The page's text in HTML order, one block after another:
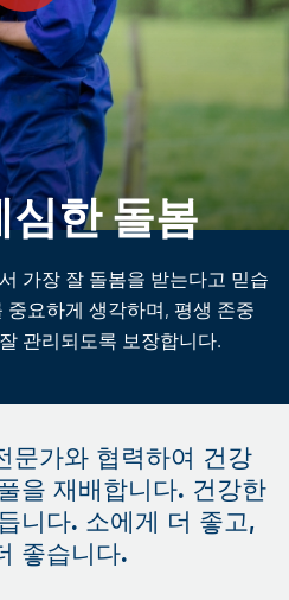
심한 돌봄
가장 잘 돌봄을 받는다고 믿습
중요하게 생각하며, 평생 존중
관리되도록 보장합니다.
문가와 협력하여 건강
을 재배합니다. 건강한
니다. 소에게 더 좋고,
좋습니다.